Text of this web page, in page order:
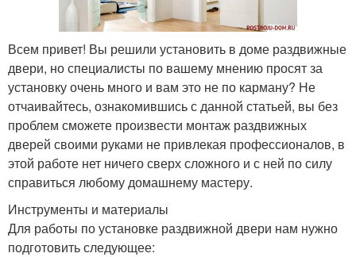
Всем привет! Вы решили установить в доме раздвижные
двери, но специалисты по вашему мнению просят за
установку очень много и вам это не по карману? Не
отчаивайтесь, ознакомившись с данной статьей, вы без
проблем сможете произвести монтаж раздвижных
дверей своими руками не привлекая профессионалов, в
этой работе нет ничего сверх сложного и с ней по силу
справиться любому домашнему мастеру.
Инструменты и материалы
Для работы по установке раздвижной двери нам нужно
подготовить следующее: